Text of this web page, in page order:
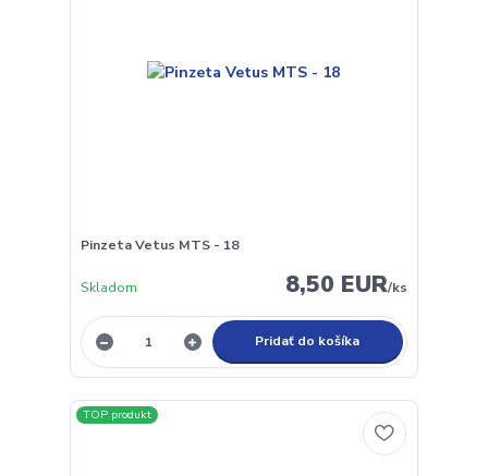
Pinzeta Vetus MTS - 18
8,50 EUR/ks
Skladom
Pridať do košíka
TOP produkt